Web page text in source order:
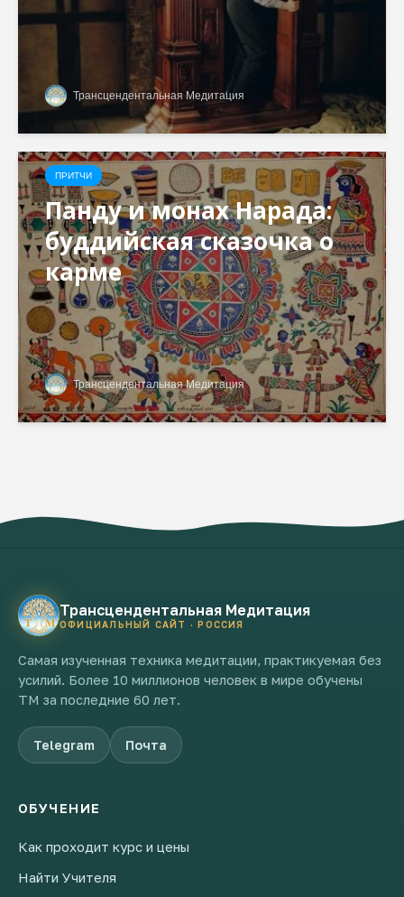
Трансцендентальная Медитация
ПРИТЧИ
Панду и монах Нарада:
буддийская сказочка о
карме
Трансцендентальная Медитация
Трансцендентальная Медитация
ОФИЦИАЛЬНЫЙ САЙТ · РОССИЯ
Самая изученная техника медитации, практикуемая без
усилий. Более 10 миллионов человек в мире обучены
ТМ за последние 60 лет.
Telegram Почта
ОБУЧЕНИЕ
Как проходит курс и цены
Найти Учителя